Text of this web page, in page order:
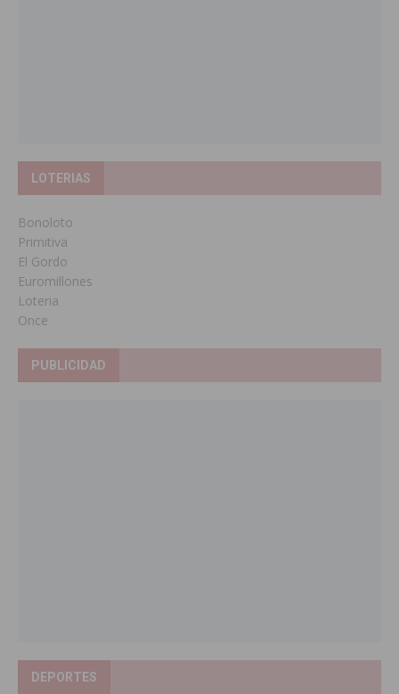
LOTERIAS
Bonoloto
Primitiva
El Gordo
Euromillones
Loteria
Once
PUBLICIDAD
DEPORTES